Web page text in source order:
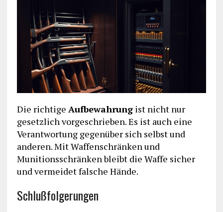
Die richtige Aufbewahrungist nicht nur
gesetzlich vorgeschrieben. Es ist auch eine
Verantwortung gegenüber sich selbst und
anderen. Mit Waffenschränken und
Munitionsschränken bleibt die Waffe sicher
und vermeidet falsche Hände.
Schlußfolgerungen